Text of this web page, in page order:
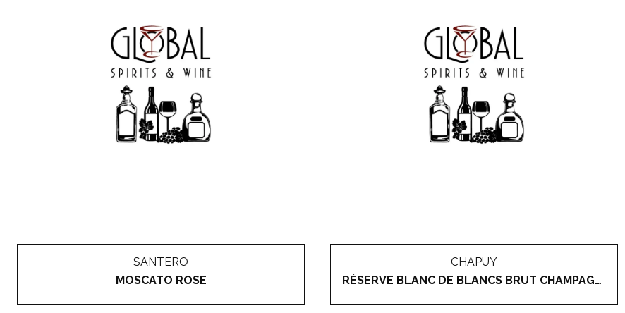
SANTERO
MOSCATO ROSE
CHAPUY
RÉSERVE BLANC DE BLANCS BRUT CHAMPAGNE GRAND CRU